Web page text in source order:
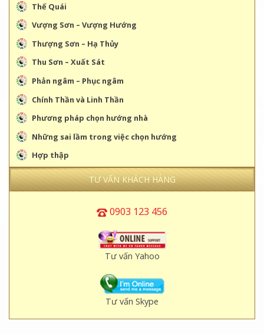
Thế Quái
Vượng Sơn – Vượng Hướng
Thượng Sơn – Hạ Thủy
Thu Sơn – Xuất Sát
Phản ngâm – Phục ngâm
Chính Thần và Linh Thần
Phương pháp chọn hướng nhà
Những sai lầm trong việc chọn hướng
Hợp thập
TƯ VẤN KHÁCH HÀNG
0903 123 456
Tư vấn Yahoo
Tư vấn Skype